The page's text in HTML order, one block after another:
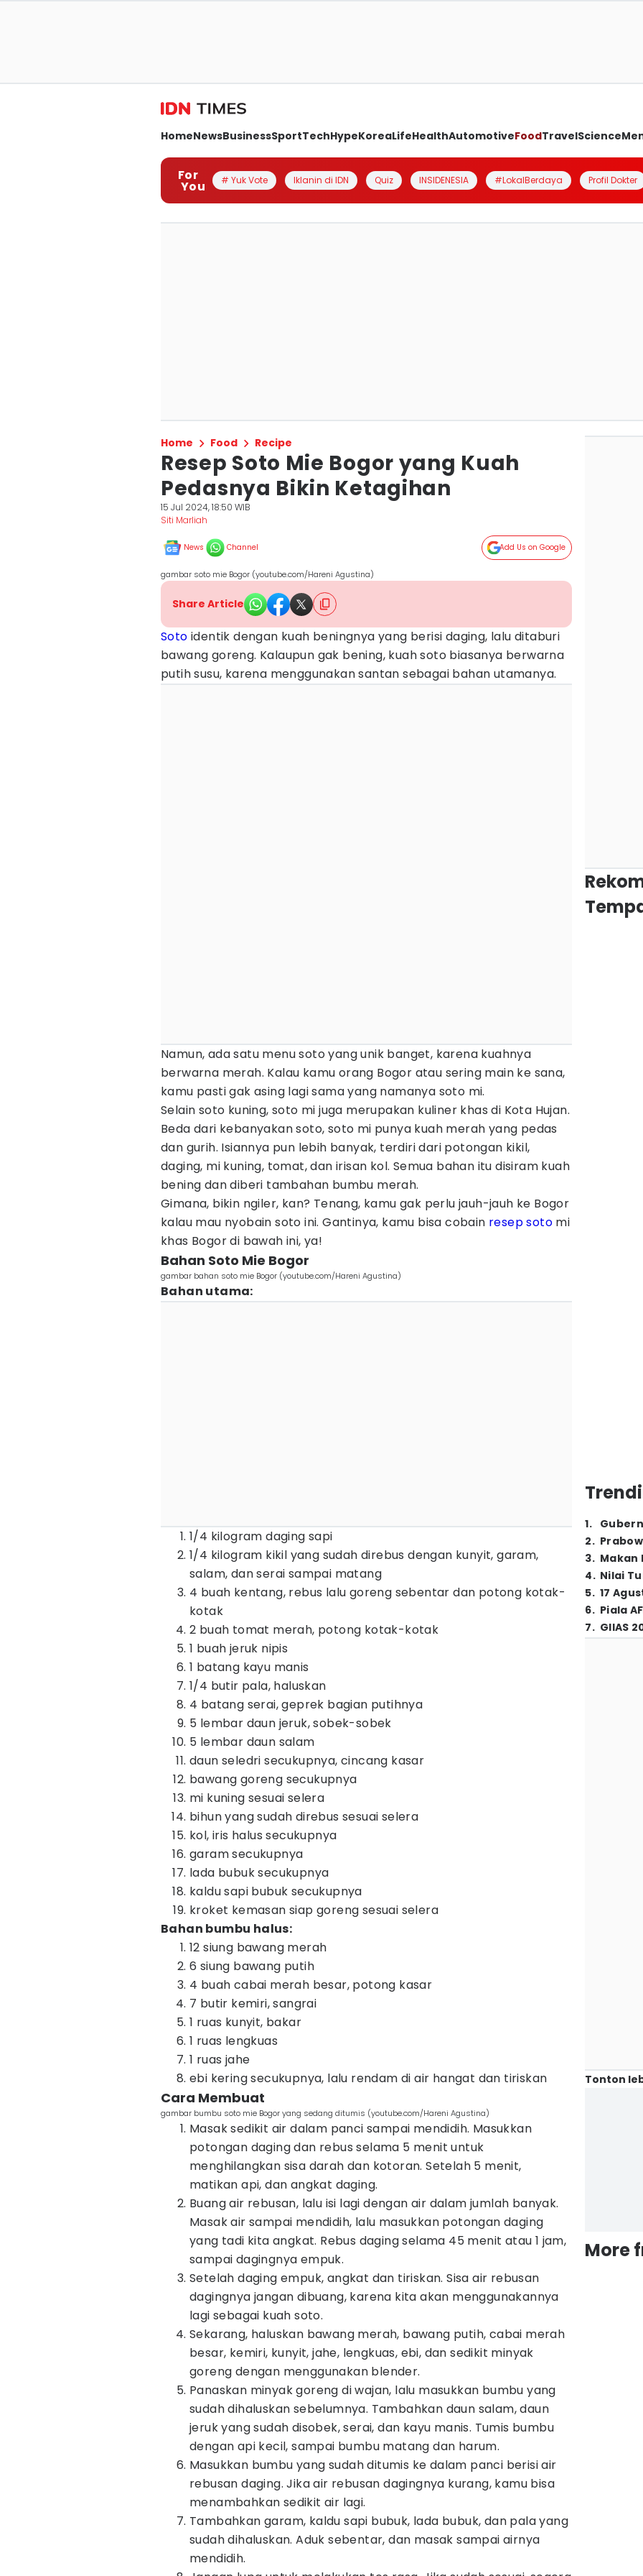
HomeNewsBusinessSportTechHypeKoreaLifeHealthAutomotiveFoodTravelScience
For
You # Yuk Vote Iklanin di IDN Quiz INSIDENESIA #LokalBerdaya Profil Dokter
Home Food Recipe
Resep Soto Mie Bogor yang Kuah
Pedasnya Bikin Ketagihan
15 Jul 2024, 18:50 WIB
Siti Marliah
News Channel Add Us on Google
gambar soto mie Bogor (youtube.com/Hareni Agustina)
Share Article
Soto identik dengan kuah beningnya yang berisi daging, lalu ditaburi
bawang goreng. Kalaupun gak bening, kuah soto biasanya berwarna
putih susu, karena menggunakan santan sebagai bahan utamanya.
Namun, ada satu menu soto yang unik banget, karena kuahnya
berwarna merah. Kalau kamu orang Bogor atau sering main ke sana,
kamu pasti gak asing lagi sama yang namanya soto mi.
Selain soto kuning, soto mi juga merupakan kuliner khas di Kota Hujan.
Beda dari kebanyakan soto, soto mi punya kuah merah yang pedas
dan gurih. Isiannya pun lebih banyak, terdiri dari potongan kikil,
daging, mi kuning, tomat, dan irisan kol. Semua bahan itu disiram kuah
bening dan diberi tambahan bumbu merah.
Gimana, bikin ngiler, kan? Tenang, kamu gak perlu jauh-jauh ke Bogor
kalau mau nyobain soto ini. Gantinya, kamu bisa cobain resep soto mi
khas Bogor di bawah ini, ya!
Bahan Soto Mie Bogor
gambar bahan soto mie Bogor (youtube.com/Hareni Agustina)
Bahan utama:
1/4 kilogram daging sapi
1/4 kilogram kikil yang sudah direbus dengan kunyit, garam,
salam, dan serai sampai matang
4 buah kentang, rebus lalu goreng sebentar dan potong kotak-
kotak
2 buah tomat merah, potong kotak-kotak
1 buah jeruk nipis
1 batang kayu manis
1/4 butir pala, haluskan
4 batang serai, geprek bagian putihnya
5 lembar daun jeruk, sobek-sobek
5 lembar daun salam
daun seledri secukupnya, cincang kasar
bawang goreng secukupnya
mi kuning sesuai selera
bihun yang sudah direbus sesuai selera
kol, iris halus secukupnya
garam secukupnya
lada bubuk secukupnya
kaldu sapi bubuk secukupnya
kroket kemasan siap goreng sesuai selera
Bahan bumbu halus:
12 siung bawang merah
6 siung bawang putih
4 buah cabai merah besar, potong kasar
7 butir kemiri, sangrai
1 ruas kunyit, bakar
1 ruas lengkuas
1 ruas jahe
ebi kering secukupnya, lalu rendam di air hangat dan tiriskan
Cara Membuat
gambar bumbu soto mie Bogor yang sedang ditumis (youtube.com/Hareni Agustina)
Masak sedikit air dalam panci sampai mendidih. Masukkan
potongan daging dan rebus selama 5 menit untuk
menghilangkan sisa darah dan kotoran. Setelah 5 menit,
matikan api, dan angkat daging.
Buang air rebusan, lalu isi lagi dengan air dalam jumlah banyak.
Masak air sampai mendidih, lalu masukkan potongan daging
yang tadi kita angkat. Rebus daging selama 45 menit atau 1 jam,
sampai dagingnya empuk.
Setelah daging empuk, angkat dan tiriskan. Sisa air rebusan
dagingnya jangan dibuang, karena kita akan menggunakannya
lagi sebagai kuah soto.
Sekarang, haluskan bawang merah, bawang putih, cabai merah
besar, kemiri, kunyit, jahe, lengkuas, ebi, dan sedikit minyak
goreng dengan menggunakan blender.
Panaskan minyak goreng di wajan, lalu masukkan bumbu yang
sudah dihaluskan sebelumnya. Tambahkan daun salam, daun
jeruk yang sudah disobek, serai, dan kayu manis. Tumis bumbu
dengan api kecil, sampai bumbu matang dan harum.
Masukkan bumbu yang sudah ditumis ke dalam panci berisi air
rebusan daging. Jika air rebusan dagingnya kurang, kamu bisa
menambahkan sedikit air lagi.
Tambahkan garam, kaldu sapi bubuk, lada bubuk, dan pala yang
sudah dihaluskan. Aduk sebentar, dan masak sampai airnya
mendidih.
1.
2.
3. Makan
4. Nilai
5. 17
6. Piala
7. GIIAS
Tonton
More